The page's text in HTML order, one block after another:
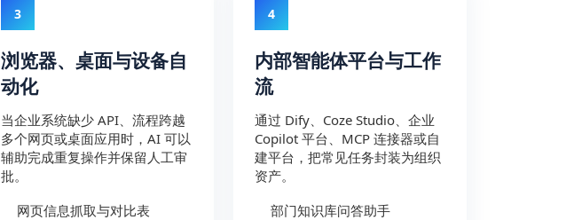
3
浏览器、桌面与设备自
动化
当企业系统缺少 API、流程跨越
多个网页或桌面应用时，AI 可以
辅助完成重复操作并保留人工审
批。
网页信息抓取与对比表
4
内部智能体平台与工作
流
通过 Dify、Coze Studio、企业
Copilot 平台、MCP 连接器或自
建平台，把常见任务封装为组织
资产。
部门知识库问答助手